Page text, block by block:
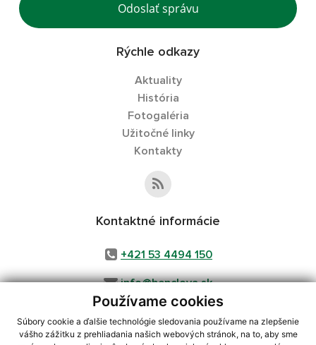
Používame cookies
Súbory cookie a ďalšie technológie sledovania používame na zlepšenie
vášho zážitku z prehliadania našich webových stránok, na to, aby sme
Odoslať správu
Rýchle odkazy
Aktuality
História
Fotogaléria
Užitočné linky
Kontakty
Kontaktné informácie
+421 53 4494 150
info@henclova.sk